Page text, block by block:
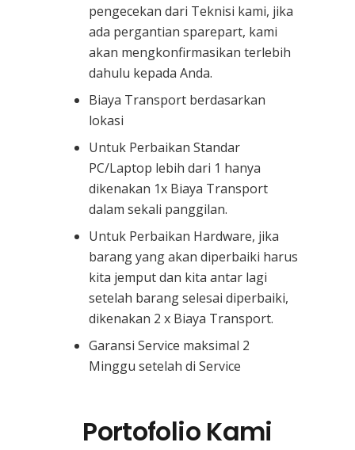
pengecekan dari Teknisi kami, jika
ada pergantian sparepart, kami
akan mengkonfirmasikan terlebih
dahulu kepada Anda.
Biaya Transport berdasarkan
lokasi
Untuk Perbaikan Standar
PC/Laptop lebih dari 1 hanya
dikenakan 1x Biaya Transport
dalam sekali panggilan.
Untuk Perbaikan Hardware, jika
barang yang akan diperbaiki harus
kita jemput dan kita antar lagi
setelah barang selesai diperbaiki,
dikenakan 2 x Biaya Transport.
Garansi Service maksimal 2
Minggu setelah di Service
Portofolio Kami